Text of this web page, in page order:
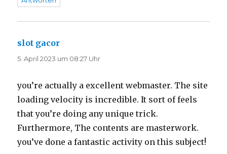
slot gacor
5. April 2023 um 08:27 Uhr
you’re actually a excellent webmaster. The site
loading velocity is incredible. It sort of feels
that you’re doing any unique trick.
Furthermore, The contents are masterwork.
you’ve done a fantastic activity on this subject!